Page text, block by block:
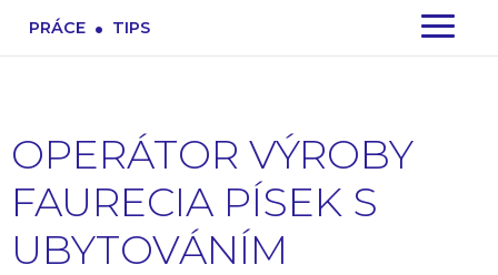
PRÁCE . TIPS
OPERÁTOR VÝROBY
FAURECIA PÍSEK S
UBYTOVÁNÍM